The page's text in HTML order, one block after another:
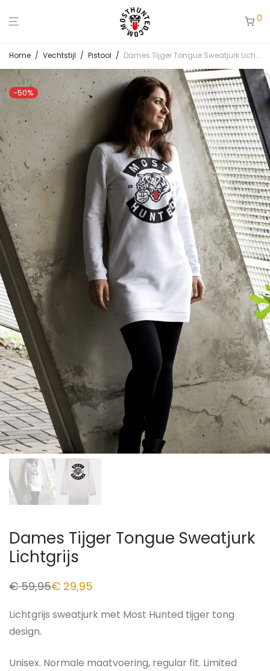
0
Home / Vechtstijl / Pistool / Dames Tijger Tongue Sweatjurk Lichtgrijs
-50%
Dames Tijger Tongue Sweatjurk
Lichtgrijs
€59,95€ 29,95
Lichtgrijs sweatjurk met Most Hunted tijger tong
design.
Unisex. Normale maatvoering, regular fit. Limited